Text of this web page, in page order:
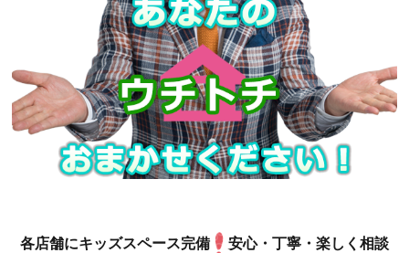
各店舗にキッズスペース完備 安心・丁寧・楽しく相談